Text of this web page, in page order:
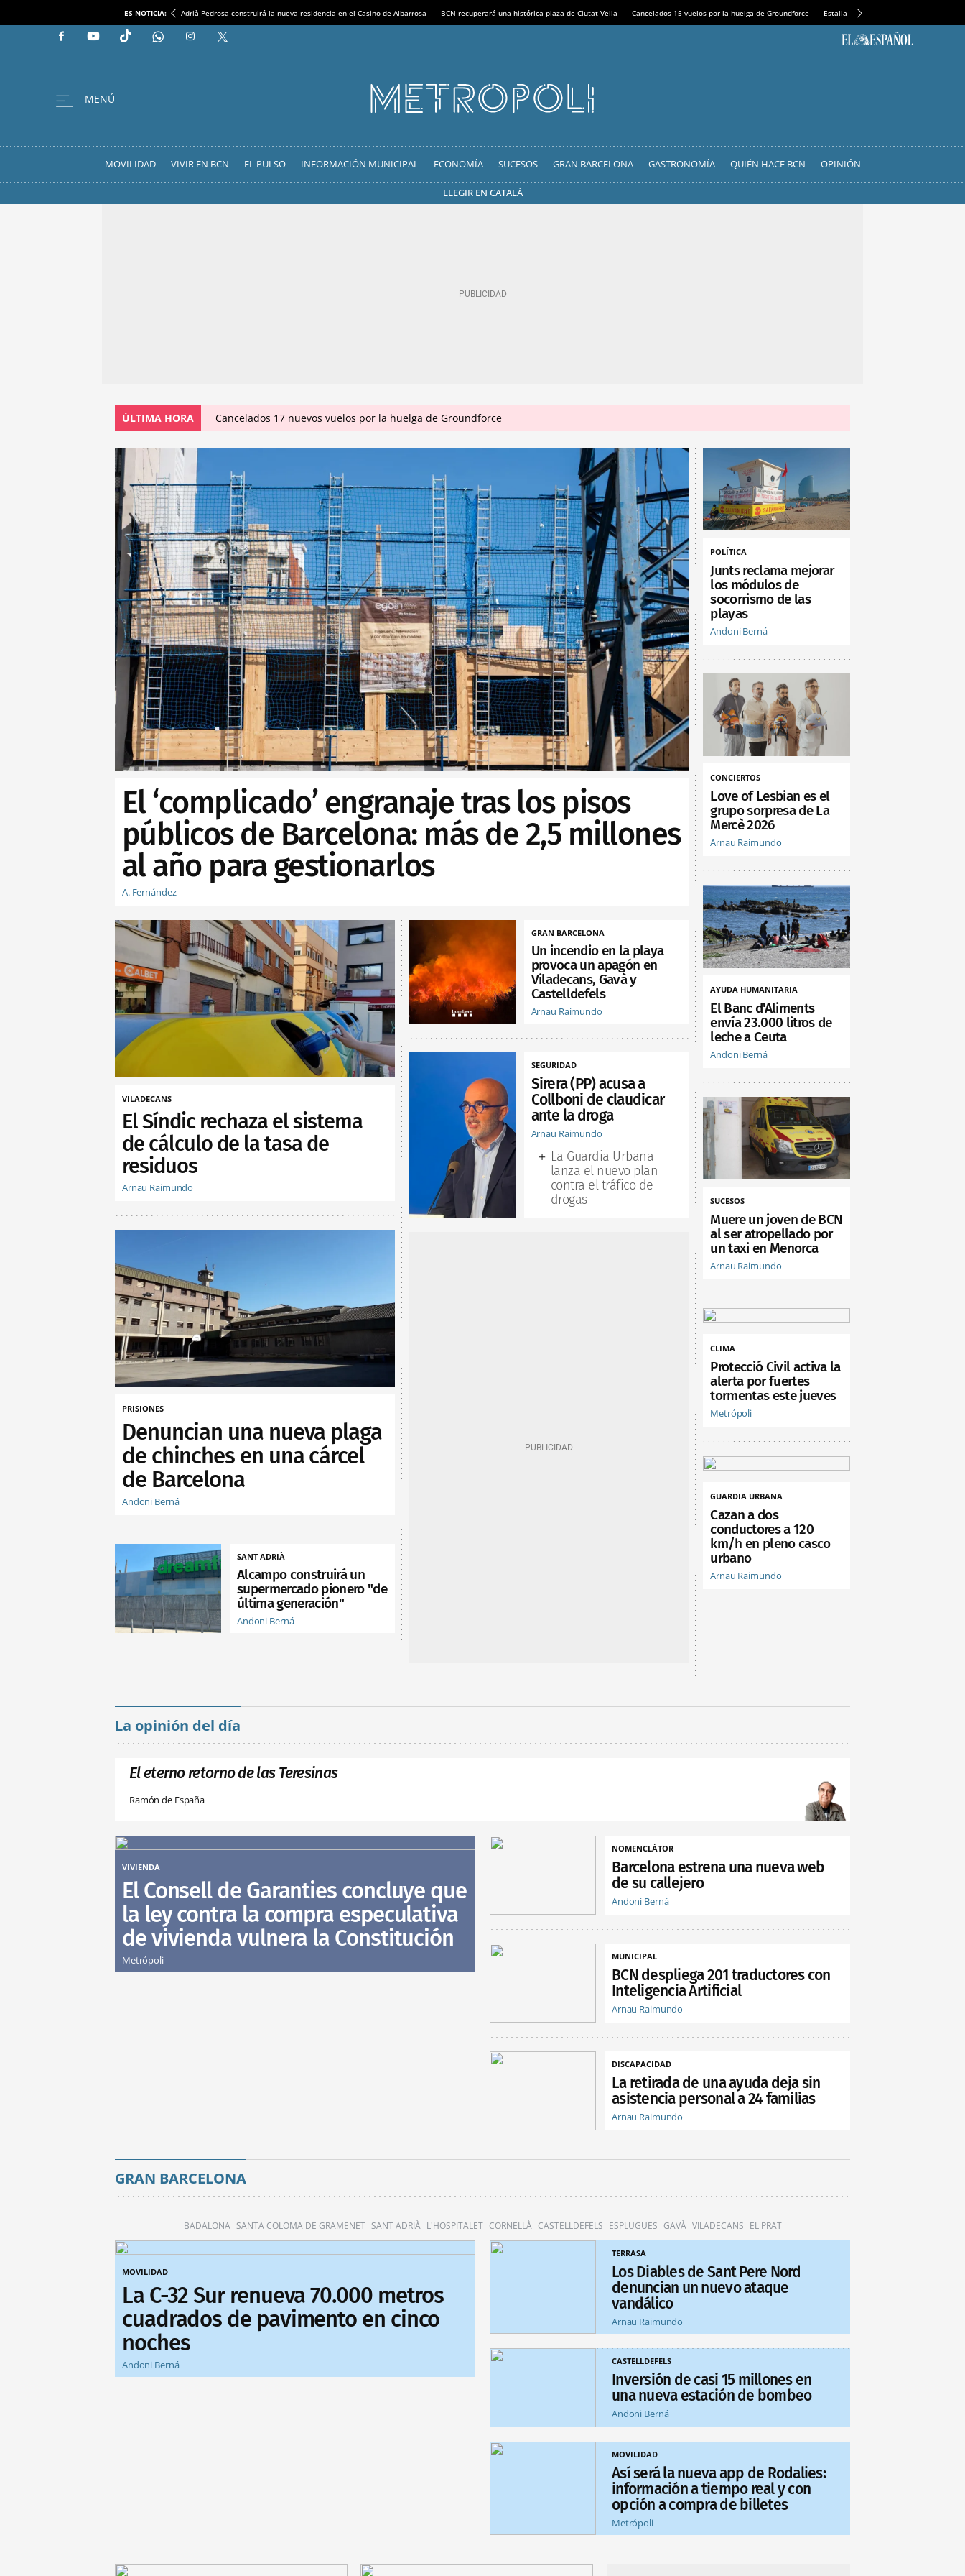
ES NOTICIA: Adrià Pedrosa construirá la nueva residencia en el Casino de Albarrosa BCN recuperará una histórica plaza de Ciutat Vella Cancelados 15 vuelos por la huelga de Groundforce Estalla la 'guerra' en Honest Greens
MOVILIDAD VIVIR EN BCN EL PULSO INFORMACIÓN MUNICIPAL ECONOMÍA SUCESOS GRAN BARCELONA GASTRONOMÍA QUIÉN HACE BCN OPINIÓN
LLEGIR EN CATALÀ
ÚLTIMA HORA Cancelados 17 nuevos vuelos por la huelga de Groundforce
El ‘complicado’ engranaje tras los pisos
públicos de Barcelona: más de 2,5 millones
al año para gestionarlos
A. Fernández
VILADECANS
El Síndic rechaza el sistema
de cálculo de la tasa de
residuos
Arnau Raimundo
PRISIONES
Denuncian una nueva plaga
de chinches en una cárcel
de Barcelona
Andoni Berná
SANT ADRIÀ
Alcampo construirá un
supermercado pionero "de
última generación"
Andoni Berná
GRAN BARCELONA
Un incendio en la playa
provoca un apagón en
Viladecans, Gavà y
Castelldefels
Arnau Raimundo
SEGURIDAD
Sirera (PP) acusa a
Collboni de claudicar
ante la droga
Arnau Raimundo
La Guardia Urbana
lanza el nuevo plan
contra el tráfico de
drogas
POLÍTICA
Junts reclama mejorar
los módulos de
socorrismo de las
playas
Andoni Berná
CONCIERTOS
Love of Lesbian es el
grupo sorpresa de La
Mercè 2026
Arnau Raimundo
AYUDA HUMANITARIA
El Banc d'Aliments
envía 23.000 litros de
leche a Ceuta
Andoni Berná
SUCESOS
Muere un joven de BCN
al ser atropellado por
un taxi en Menorca
Arnau Raimundo
CLIMA
Protecció Civil activa la
alerta por fuertes
tormentas este jueves
Metrópoli
GUARDIA URBANA
Cazan a dos
conductores a 120
km/h en pleno casco
urbano
Arnau Raimundo
La opinión del día
El eterno retorno de las Teresinas
Ramón de España
VIVIENDA
El Consell de Garanties concluye que
la ley contra la compra especulativa
de vivienda vulnera la Constitución
Metrópoli
NOMENCLÁTOR
Barcelona estrena una nueva web
de su callejero
Andoni Berná
MUNICIPAL
BCN despliega 201 traductores con
Inteligencia Artificial
Arnau Raimundo
DISCAPACIDAD
La retirada de una ayuda deja sin
asistencia personal a 24 familias
Arnau Raimundo
GRAN BARCELONA
BADALONA SANTA COLOMA DE GRAMENET SANT ADRIÀ L'HOSPITALET CORNELLÀ CASTELLDEFELS ESPLUGUES GAVÀ VILADECANS EL PRAT
MOVILIDAD
La C-32 Sur renueva 70.000 metros
cuadrados de pavimento en cinco
noches
Andoni Berná
TERRASA
Los Diables de Sant Pere Nord
denuncian un nuevo ataque
vandálico
Arnau Raimundo
CASTELLDEFELS
Inversión de casi 15 millones en
una nueva estación de bombeo
Andoni Berná
MOVILIDAD
Así será la nueva app de Rodalies:
información a tiempo real y con
opción a compra de billetes
Metrópoli